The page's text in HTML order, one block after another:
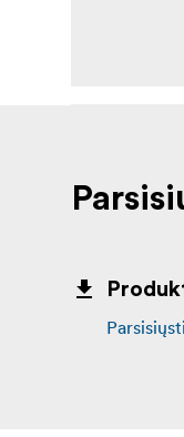
Parsisiųsti